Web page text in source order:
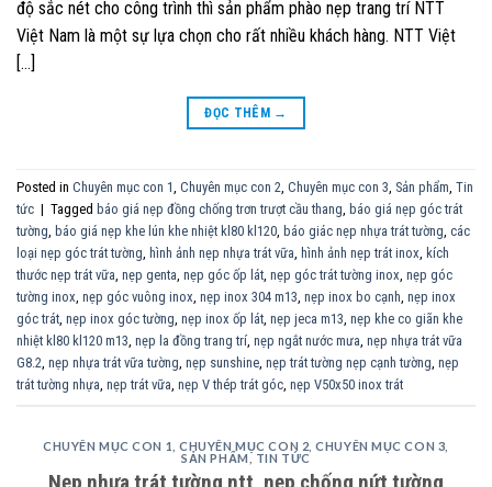
độ sắc nét cho công trình thì sản phẩm phào nẹp trang trí NTT
Việt Nam là một sự lựa chọn cho rất nhiều khách hàng. NTT Việt
[…]
ĐỌC THÊM →
Posted in Chuyên mục con 1, Chuyên mục con 2, Chuyên mục con 3, Sản phẩm, Tin
tức | Tagged báo giá nẹp đồng chống trơn trượt cầu thang, báo giá nẹp góc trát
tường, báo giá nẹp khe lún khe nhiệt kl80 kl120, báo giác nẹp nhựa trát tường, các
loại nẹp góc trát tường, hình ảnh nẹp nhựa trát vữa, hình ảnh nẹp trát inox, kích
thước nẹp trát vữa, nẹp genta, nẹp góc ốp lát, nẹp góc trát tường inox, nẹp góc
tường inox, nẹp góc vuông inox, nẹp inox 304 m13, nẹp inox bo cạnh, nẹp inox
góc trát, nẹp inox góc tường, nẹp inox ốp lát, nẹp jeca m13, nẹp khe co giãn khe
nhiệt kl80 kl120 m13, nẹp la đồng trang trí, nẹp ngắt nước mưa, nẹp nhựa trát vữa
G8.2, nẹp nhựa trát vữa tường, nẹp sunshine, nẹp trát tường nẹp cạnh tường, nẹp
trát tường nhựa, nẹp trát vữa, nẹp V thép trát góc, nẹp V50x50 inox trát
CHUYÊN MỤC CON 1 ,CHUYÊN MỤC CON 2 ,CHUYÊN MỤC CON 3
SẢN PHẨM , TIN TỨC